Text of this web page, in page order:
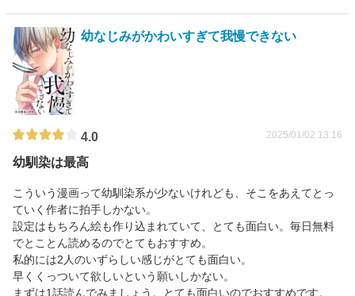
幼なじみがかわいすぎて我慢できない
4.0 2025/01/02 13:16
幼馴染は最高
こういう漫画って幼馴染系が少ないけれども、そこをあえてとっ
ていく作者に拍手しかない。
設定はもちろん絵も作り込まれていて、とても面白い。毎日無料
でとことん読めるのでとてもおすすめ。
私的には2人のいずらしい感じがとても面白い。
早くくっついて欲しいという願いしかない。
まずは1話読んでみましょう。とても面白いのでおすすめです。